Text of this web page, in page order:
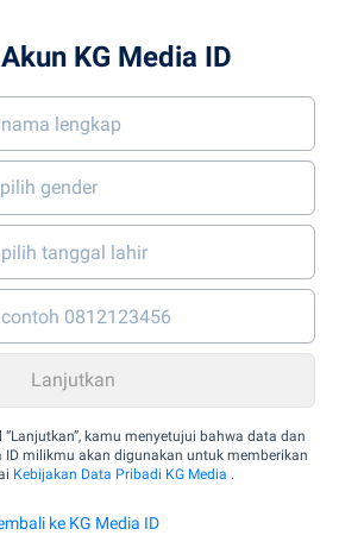
KG Media ID
kamu menyetujui bahwa data dan
ID milikmu akan digunakan untuk memberikan
Kebijakan Data Pribadi KG Media .
ke KG Media ID